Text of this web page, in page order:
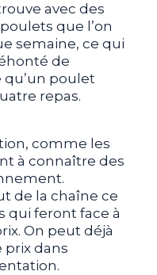
avec des
que l’on
semaine, ce qui
de
qu’un poulet
repas.
comme les
à connaître des
de la chaîne ce
qui feront face à
On peut déjà
prix dans